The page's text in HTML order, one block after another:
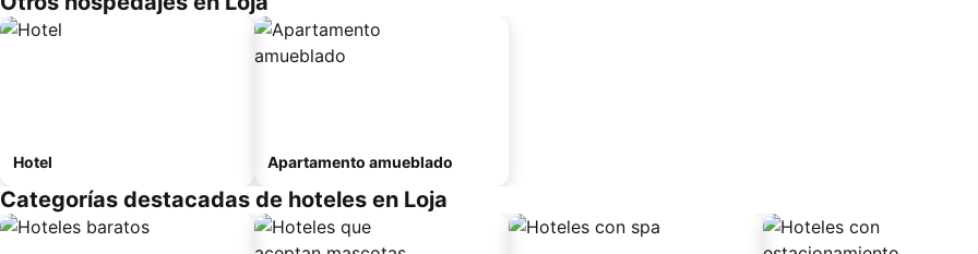
Hotel Apartamento amueblado
Categorías destacadas de hoteles en Loja